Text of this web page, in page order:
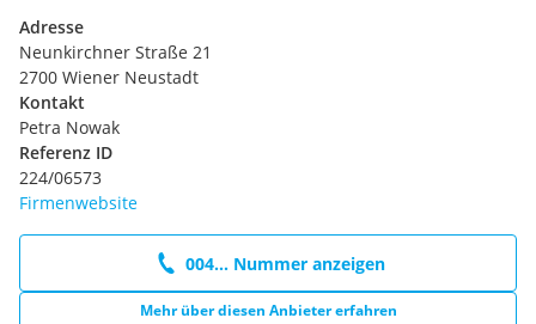
Adresse
Neunkirchner Straße 21
2700 Wiener Neustadt
Kontakt
Petra Nowak
Referenz ID
224/06573
Firmenwebsite
004... Nummer anzeigen
Mehr über diesen Anbieter erfahren